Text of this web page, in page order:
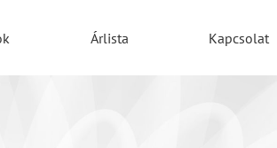
Árlista Kapcsolat